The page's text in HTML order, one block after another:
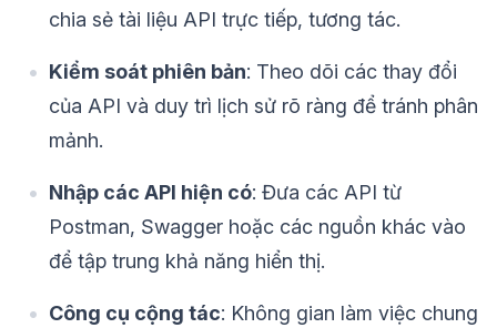
chia sẻ tài liệu API trực tiếp, tương tác.
Kiểm soát phiên bản: Theo dõi các thay đổi
của API và duy trì lịch sử rõ ràng để tránh phân
mảnh.
Nhập các API hiện có: Đưa các API từ
Postman, Swagger hoặc các nguồn khác vào
để tập trung khả năng hiển thị.
Công cụ cộng tác: Không gian làm việc chung